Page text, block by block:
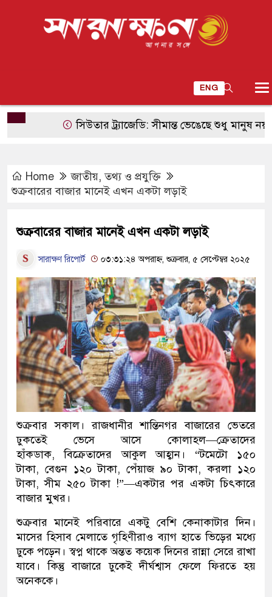
ENG
সিউতার ট্র্যাজেডি: সীমান্ত ভেঙেছে শুধু মানুষ নয়,
Home জাতীয়,তথ্য ও প্রযুক্তি
শুক্রবারের বাজার মানেই এখন একটা লড়াই
শুক্রবারের বাজার মানেই এখন একটা লড়াই
সারাক্ষণ রিপোর্ট ০৩:৩১:২৪ অপরাহ্ন, শুক্রবার, ৫ সেপ্টেম্বর ২০২৫
শুক্রবার সকাল। রাজধানীর শান্তিনগর বাজারের ভেতরে
ঢুকতেই ভেসে আসে কোলাহল—ক্রেতাদের
হাঁকডাক, বিক্রেতাদের আকুল আহ্বান। “টমেটো ১৫০
টাকা, বেগুন ১২০ টাকা, পেঁয়াজ ৯০ টাকা, করলা ১২০
টাকা, সীম ২৫০ টাকা !”—একটার পর একটা চিৎকারে
বাজার মুখর।
শুক্রবার মানেই পরিবারে একটু বেশি কেনাকাটার দিন।
মাসের হিসাব মেলাতে গৃহিণীরাও ব্যাগ হাতে ভিড়ের মধ্যে
ঢুকে পড়েন। স্বপ্ন থাকে অন্তত কয়েক দিনের রান্না সেরে রাখা
যাবে। কিন্তু বাজারে ঢুকেই দীর্ঘশ্বাস ফেলে ফিরতে হয়
অনেককে।